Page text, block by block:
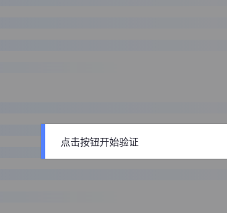
点击按钮开始验证